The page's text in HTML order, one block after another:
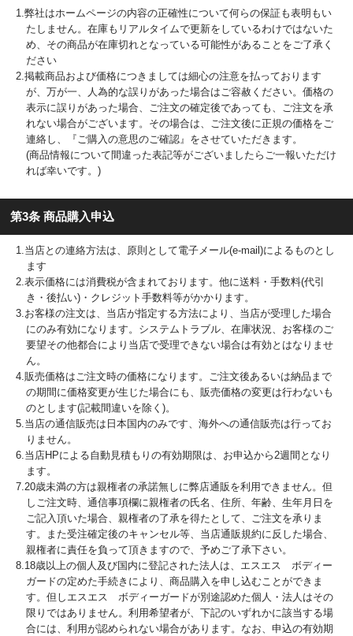
1.弊社はホームページの内容の正確性について何らの保証も表明もい
たしません。在庫もリアルタイムで更新をしているわけではないた
め、その商品が在庫切れとなっている可能性があることをご了承く
ださい
2.掲載商品および価格につきましては細心の注意を払っております
が、万が一、人為的な誤りがあった場合はご容赦ください。価格の
表示に誤りがあった場合、ご注文の確定後であっても、ご注文を承
れない場合がございます。その場合は、ご注文後に正規の価格をご
連絡し、『ご購入の意思のご確認』をさせていただきます。
(商品情報について間違った表記等がございましたらご一報いただけ
れば幸いです。)
第3条 商品購入申込
1.当店との連絡方法は、原則として電子メール(e-mail)によるものとし
ます
2.表示価格には消費税が含まれております。他に送料・手数料(代引
き・後払い)・クレジット手数料等がかかります。
3.お客様の注文は、当店が指定する方法により、当店が受理した場合
にのみ有効になります。システムトラブル、在庫状況、お客様のご
要望その他都合により当店で受理できない場合は有効とはなりませ
ん。
4.販売価格はご注文時の価格になります。ご注文後あるいは納品まで
の期間に価格変更が生じた場合にも、販売価格の変更は行わないも
のとします(記載間違いを除く)。
5.当店の通信販売は日本国内のみです、海外への通信販売は行ってお
りません。
6.当店HPによる自動見積もりの有効期限は、お申込から2週間となり
ます。
7.20歳未満の方は親権者の承諾無しに弊店通販を利用できません。但
しご注文時、通信事項欄に親権者の氏名、住所、年齢、生年月日を
ご記入頂いた場合、親権者の了承を得たとして、ご注文を承りま
す。また受注確定後のキャンセル等、当店通販規約に反した場合、
親権者に責任を負って頂きますので、予めご了承下さい。
8.18歳以上の個人及び国内に登記された法人は、エスエス ボディー
ガードの定めた手続きにより、商品購入を申し込むことができま
す。但しエスエス ボディーガードが別途認めた個人・法人はその
限りではありません。利用希望者が、下記のいずれかに該当する場
合には、利用が認められない場合があります。なお、申込の有効期